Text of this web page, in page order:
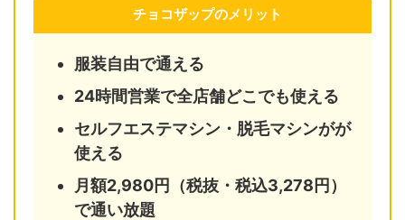
チョコザップのメリット
服装自由で通える
24時間営業で全店舗どこでも使える
セルフエステマシン・脱毛マシンがが
使える
月額2,980円（税抜・税込3,278円）
で通い放題